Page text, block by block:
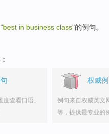
best in business class"的例句。
查看口语、
权威
例句来自权威英文
等，提供最专业的